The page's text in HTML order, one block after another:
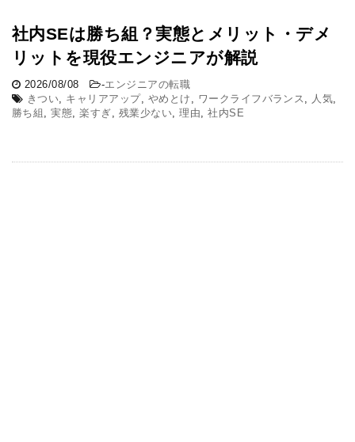
社内SEは勝ち組？実態とメリット・デメ
リットを現役エンジニアが解説
2026/08/08 -エンジニアの転職
きつい
キャリアアップ, やめとけ ワークライフバランス 人気
勝ち組
,実態 ,楽すぎ 残業少ない ,理由 ,社内SE